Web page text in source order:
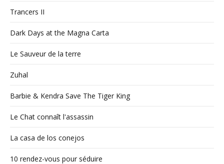
Trancers II
Dark Days at the Magna Carta
Le Sauveur de la terre
Zuhal
Barbie & Kendra Save The Tiger King
Le Chat connaît l'assassin
La casa de los conejos
10 rendez-vous pour séduire